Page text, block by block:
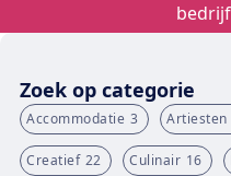
Zoek op categorie
Accommodatie 3 Artiesten
Creatief 22 Culinair 16